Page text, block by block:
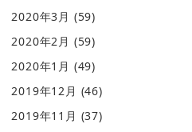
2020年3月 (59)
2020年2月 (59)
2020年1月 (49)
2019年12月 (46)
2019年11月 (37)